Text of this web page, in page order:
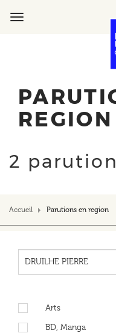
REGION
2
Accueil Parutions en region
Arts
BD, Manga